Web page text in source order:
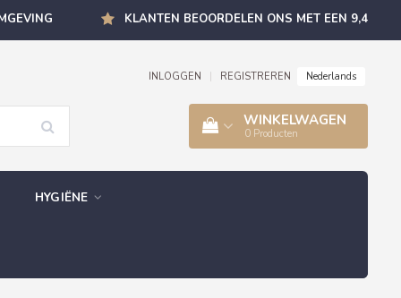
KLANTEN BEOORDELEN ONS MET EEN 9,4
INLOGGEN REGISTREREN Nederlands
WINKELWAGEN
0 Producten
HYGIËNE